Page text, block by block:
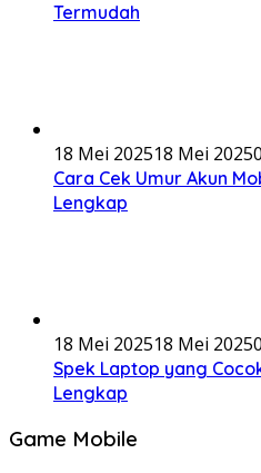
Termudah
18 Mei 202518 Mei 2025
Cara Cek Umur Akun
Lengkap
18 Mei 202518 Mei 2025
Spek Laptop yang
Lengkap
Game Mobile